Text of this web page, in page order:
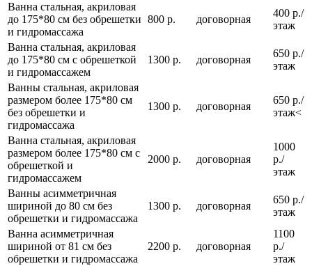
Ванна стальная, акриловая
до 175*80 см без обрешетки
и гидромассажа
800 р. договорная
400 р./
этаж
Ванна стальная, акриловая
до 175*80 см с обрешеткой
и гидромассажем
1300 р. договорная
650 р./
этаж
Ванны стальная, акриловая
размером более 175*80 см
без обрешетки и
гидромассажа
1300 р. договорная
650 р./
этаж<
Ванна стальная, акриловая
размером более 175*80 см с
обрешеткой и
гидромассажем
2000 р. договорная
1000
р./
этаж
Ванны асимметричная
шириной до 80 см без
обрешетки и гидромассажа
1300 р. договорная
650 р./
этаж
Ванна асимметричная
шириной от 81 см без
обрешетки и гидромассажа
2200 р. договорная
1100
р./
этаж